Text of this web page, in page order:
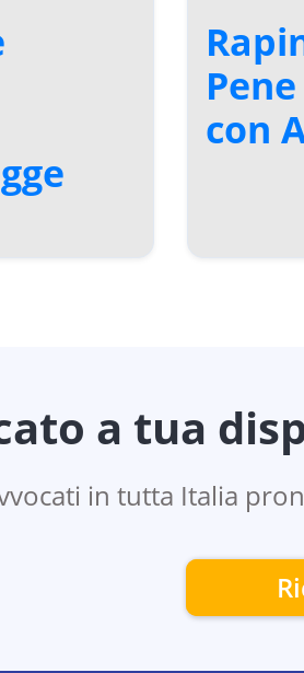
con
a tua
in tutta Italia